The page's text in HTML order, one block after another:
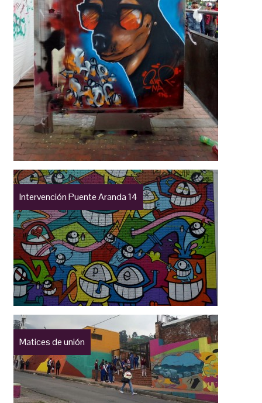
Intervención Puente Aranda 14
Matices de unión